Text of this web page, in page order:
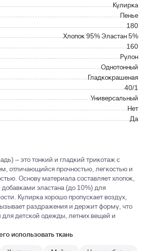
Кулирка
Пенье
180
Хлопок 95% Эластан 5%
160
Рулон
Однотонный
Гладкокрашеная
40/1
Универсальный
Нет
Да
– это тонкий и гладкий трикотаж с
отличающийся прочностью, легкостью и
Основу материала составляет хлопок,
эластана (до 10%) для
Кулирка хорошо пропускает воздух,
раздражения и держит форму, что
для детской одежды, летних вещей и
использовать ткань